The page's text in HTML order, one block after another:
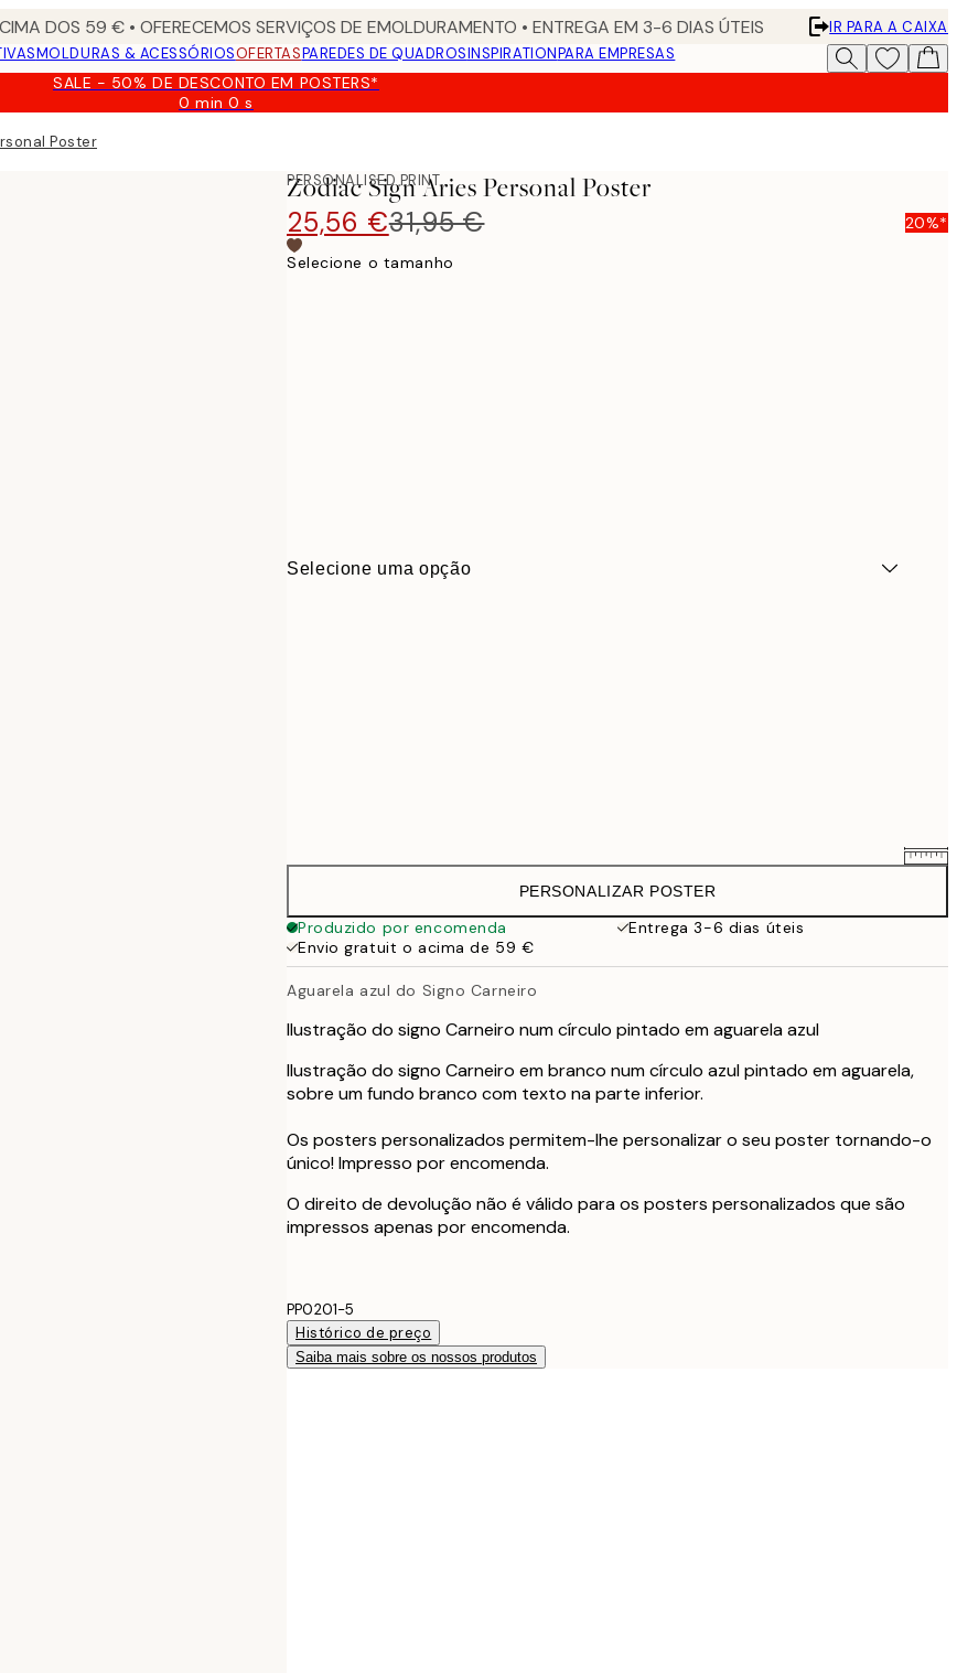
DOS 59 € • OFERECEMOS SERVIÇOS DE EMOLDURAMENTO • ENTREGA EM 3-6 DIAS ÚTEIS
IR PARA A CAIXA
MOLDURAS & ACESSÓRIOSOFERTASPAREDES DE QUADROSINSPIRATIONPARA EMPRESAS
SALE - 50% DE DESCONTO EM POSTERS*
0 min0 s
Válido
Poster
PERSONALISED PRINT
Zodiac Sign Aries Personal Poster
25,56 €31,95 € 20%*
Selecione o tamanho
Selecione uma opção
31,95 €
50x70 cm
41,95 €
PERSONALIZAR POSTER
Produzido por encomenda
Entrega 3-6 dias úteis
Envio gratuit o acima de 59 €
Aguarela azul do Signo Carneiro
Ilustração do signo Carneiro num círculo pintado em aguarela azul
Ilustração do signo Carneiro em branco num círculo azul pintado em aguarela,
sobre um fundo branco com texto na parte inferior.
Os posters personalizados permitem-lhe personalizar o seu poster tornando-o
único! Impresso por encomenda.
O direito de devolução não é válido para os posters personalizados que são
impressos apenas por encomenda.
PP0201-5
Histórico de preço
Saiba mais sobre os nossos produtos